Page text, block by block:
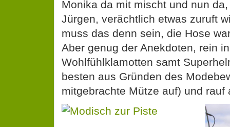
Monika da mit mischt und nun
Jürgen, verächtlich etwas zuruft
muss das denn sein, die Hose
Aber genug der Anekdoten, rein
Wohlfühlklamotten samt
besten aus Gründen des
mitgebrachte Mütze auf) und rauf